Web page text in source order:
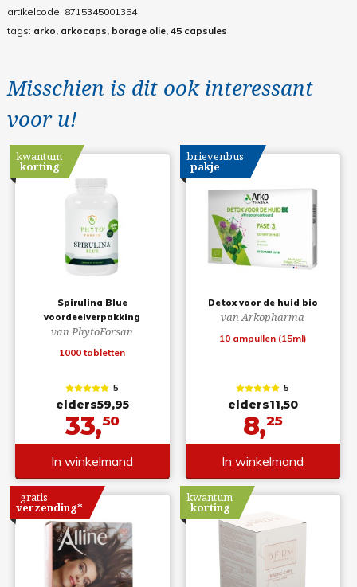
artikelcode: 8715345001354
tags: arko, arkocaps, borage olie, 45 capsules
Misschien is dit ook interessant
voor u!
Spirulina Blue
voordeelverpakking
van PhytoForsan
1000 tabletten
kwantum
korting
5
elders59,95
33,50
In winkelmand
Detox voor de huid bio
van Arkopharma
10 ampullen (15ml)
brievenbus
pakje
5
elders11,50
8,25
In winkelmand
gratis
verzending*
kwantum
korting